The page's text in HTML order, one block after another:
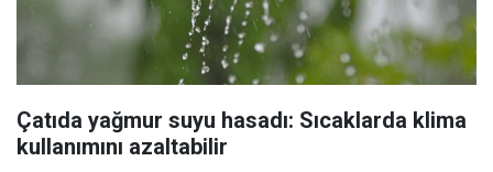
Çatıda yağmur suyu hasadı: Sıcaklarda klima
kullanımını azaltabilir